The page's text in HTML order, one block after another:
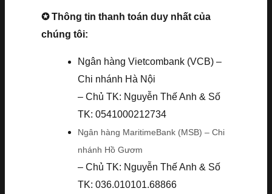
✪ Thông tin thanh toán duy nhất của
chúng tôi:
Ngân hàng Vietcombank (VCB) –
Chi nhánh Hà Nội
– Chủ TK: Nguyễn Thế Anh & Số
TK: 0541000212734
Ngân hàng MaritimeBank (MSB) – Chi
nhánh Hồ Gươm
– Chủ TK: Nguyễn Thế Anh & Số
TK: 036.010101.68866